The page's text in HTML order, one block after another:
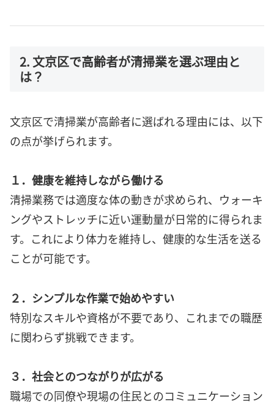
2. 文京区で高齢者が清掃業を選ぶ理由と
は？
文京区で清掃業が高齢者に選ばれる理由には、以下
の点が挙げられます。
１．健康を維持しながら働ける
清掃業務では適度な体の動きが求められ、ウォーキ
ングやストレッチに近い運動量が日常的に得られま
す。これにより体力を維持し、健康的な生活を送る
ことが可能です。
２．シンプルな作業で始めやすい
特別なスキルや資格が不要であり、これまでの職歴
に関わらず挑戦できます。
３．社会とのつながりが広がる
職場での同僚や現場の住民とのコミュニケーション